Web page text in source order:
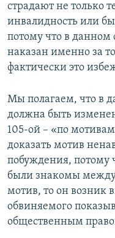
страдают не только
инвалидность или
потому что в данном
наказан именно за
фактически это
Мы полагаем, что в
должна быть
105-ой – «по
доказать мотив
побуждения, потому
были знакомы между
мотив, то он возник
обвиняемого
общественным